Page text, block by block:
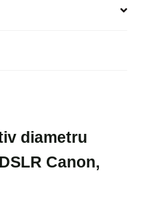
diametru
Canon,